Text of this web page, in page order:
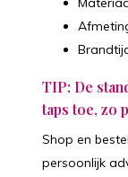
TIP: De
taps toe, zo
Shop en
persoonlijk